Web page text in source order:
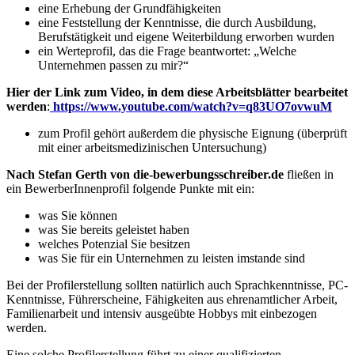
eine Erhebung der Grundfähigkeiten
eine Feststellung der Kenntnisse, die durch Ausbildung,
Berufstätigkeit und eigene Weiterbildung erworben wurden
ein Werteprofil, das die Frage beantwortet: „Welche
Unternehmen passen zu mir?“
Hier der Link zum Video, in dem diese Arbeitsblätter bearbeitet
werden: https://www.youtube.com/watch?v=q83UO7ovwuM
zum Profil gehört außerdem die physische Eignung (überprüft
mit einer arbeitsmedizinischen Untersuchung)
Nach Stefan Gerth von die-bewerbungsschreiber.de fließen in
ein BewerberInnenprofil folgende Punkte mit ein:
was Sie können
was Sie bereits geleistet haben
welches Potenzial Sie besitzen
was Sie für ein Unternehmen zu leisten imstande sind
Bei der Profilerstellung sollten natürlich auch Sprachkenntnisse, PC-
Kenntnisse, Führerscheine, Fähigkeiten aus ehrenamtlicher Arbeit,
Familienarbeit und intensiv ausgeübte Hobbys mit einbezogen
werden.